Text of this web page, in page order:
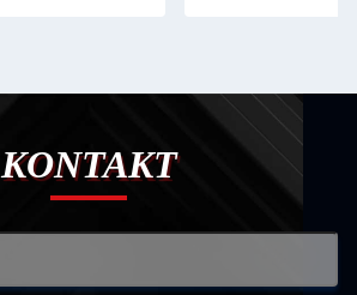
KONTAKT